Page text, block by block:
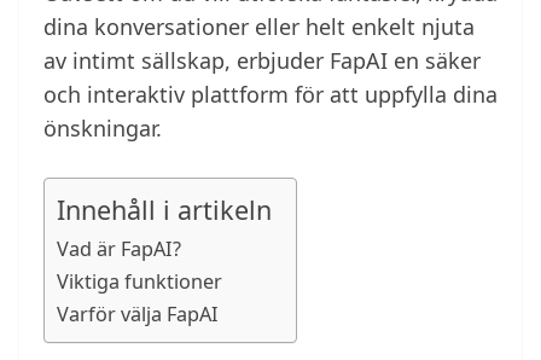
dina konversationer eller helt enkelt njuta
av intimt sällskap, erbjuder FapAI en säker
och interaktiv plattform för att uppfylla dina
önskningar.
Innehåll i artikeln
Vad är FapAI?
Viktiga funktioner
Varför välja FapAI